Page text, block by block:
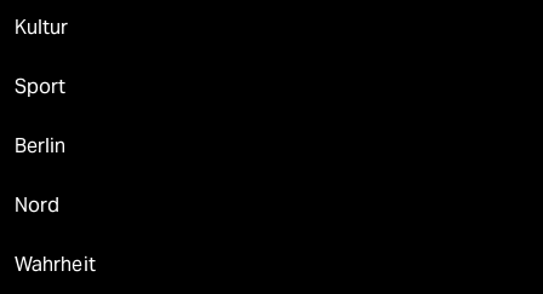
Kultur
Sport
Berlin
Nord
Wahrheit